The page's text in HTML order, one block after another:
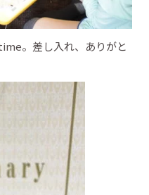
。差し入れ、ありがと